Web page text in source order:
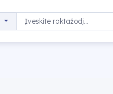
Paieška